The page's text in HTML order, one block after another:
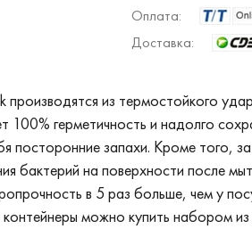
Перепад
Цвет:
Оплата:
Доставка:
из термостойкого
100% герметичность и надолго
посторонние запахи. Кроме того,
бактерий на поверхности после
в 5 раз больше, чем у
можно купить набором